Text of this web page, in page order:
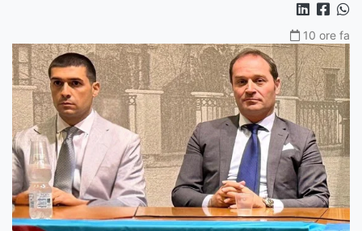
10 ore fa